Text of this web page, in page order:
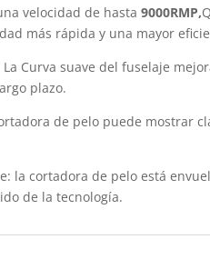
velocidad de hasta9000RMP,
más rápida y una mayor
Curva suave del fuselaje
plazo.
de pelo puede mostrar
la cortadora de pelo está
de la tecnología.